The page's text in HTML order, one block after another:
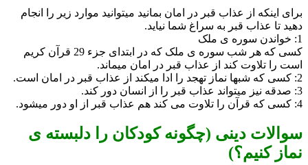
برای اینکه از عذاب قبر در امان بمانید میتوانید موارد زیر را انجام
دهید تا عذاب قبر به سراغ شما نیاید.
1: خواندن سوره ی ملک
کسی که هر شب سوره ی ملک که در ابتدای جزء 29 قرآن کریم
است را تلاوت کند از عذاب قبر در امان میماند.
2: کسی که شبها نماز تهجد را ادا میکند از عذاب قبر در امان است.
3: صدقه نیز میتواند عذاب قبر را از انسان دور کند.
4: کسی که قرآن را تلاوت می کند هم عذاب قبر از او دور میشود.
سوالات دینی (چگونه کودکان را دلبسته ی
نماز کنیم؟)